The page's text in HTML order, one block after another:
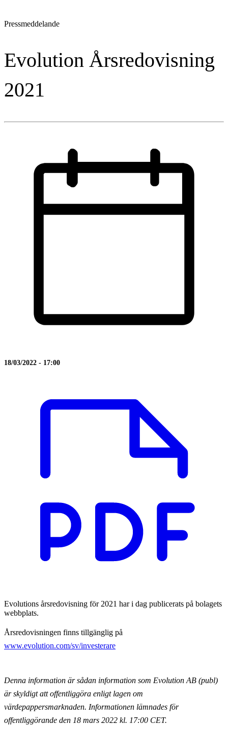
Pressmeddelande
Evolution Årsredovisning
2021
18/03/2022 - 17:00
Evolutions årsredovisning för 2021 har i dag publicerats på bolagets
webbplats.
Årsredovisningen finns tillgänglig på
www.evolution.com/sv/investerare
Denna information är sådan information som Evolution AB (publ)
är skyldigt att offentliggöra enligt lagen om
värdepappersmarknaden. Informationen lämnades för
offentliggörande den 18 mars 2022 kl. 17:00 CET.